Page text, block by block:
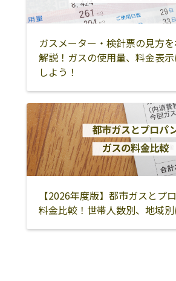
ガスメーター・検針票の見方
解説！ガスの使用量、料金表
しよう！
【2026年度版】都市ガスとプ
料金比較！世帯人数別、地域